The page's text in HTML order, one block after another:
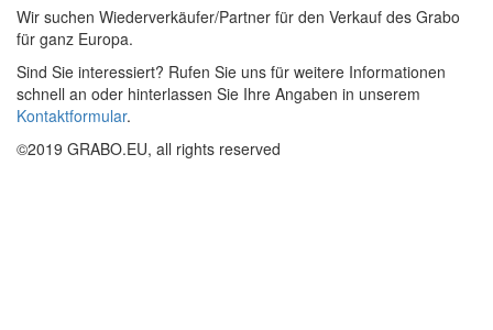
Wir suchen Wiederverkäufer/Partner für den Verkauf des Grabo
für ganz Europa.
Sind Sie interessiert? Rufen Sie uns für weitere Informationen
schnell an oder hinterlassen Sie Ihre Angaben in unserem
Kontaktformular.
©2019 GRABO.EU, all rights reserved